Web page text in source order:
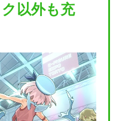
以外も充